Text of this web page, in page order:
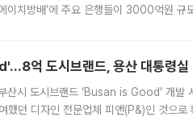
이치방배’에 주요 은행들이 3000억원 규
억 도시브랜드, 용산 대통령실
산시 도시브랜드 ‘Busan is Good’ 개발
했던 디자인 전문업체 피앤(P&)인 것으